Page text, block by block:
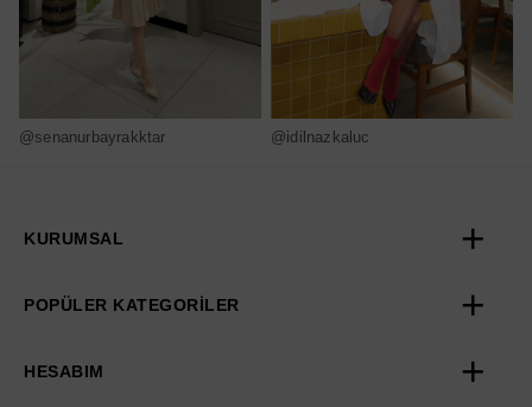
@senanurbayrakktar @idilnazkaluc
KURUMSAL
POPÜLER KATEGORİLER
HESABIM